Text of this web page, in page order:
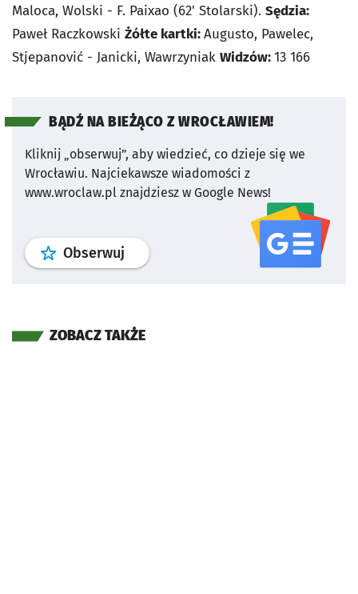
Maloca, Wolski - F. Paixao (62' Stolarski). Sędzia:
Paweł Raczkowski Żółte kartki:Augusto, Pawelec,
Stjepanović - Janicki, Wawrzyniak Widzów:13 166
BĄDŹ NA BIEŻĄCO Z WROCŁAWIEM!
Kliknij „obserwuj”, aby wiedzieć, co dzieje się we
Wrocławiu. Najciekawsze wiadomości z
www.wroclaw.pl znajdziesz w Google News!
Obserwuj profil serwisu
ZOBACZ TAKŻE